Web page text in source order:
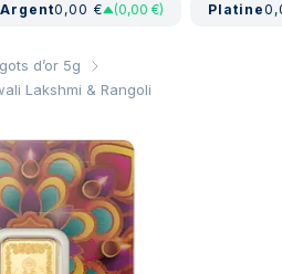
Argent0,00 € (0,00 €) Platine
d’or 5g
Lakshmi & Rangoli